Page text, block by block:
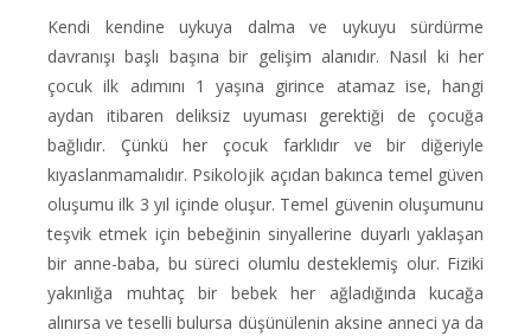
Kendi kendine uykuya dalma ve uykuyu sürdürme
davranışı başlı başına bir gelişim alanıdır. Nasıl ki her
çocuk ilk adımını 1 yaşına girince atamaz ise, hangi
aydan itibaren deliksiz uyuması gerektiği de çocuğa
bağlıdır. Çünkü her çocuk farklıdır ve bir diğeriyle
kıyaslanmamalıdır. Psikolojik açıdan bakınca temel güven
oluşumu ilk 3 yıl içinde oluşur. Temel güvenin oluşumunu
teşvik etmek için bebeğinin sinyallerine duyarlı yaklaşan
bir anne-baba, bu süreci olumlu desteklemiş olur. Fiziki
yakınlığa muhtaç bir bebek her ağladığında kucağa
alınırsa ve teselli bulursa düşünülenin aksine anneci ya da